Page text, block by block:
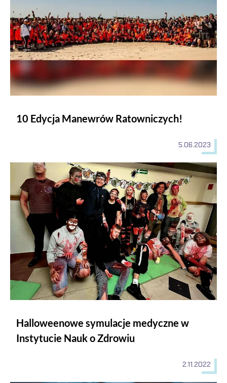
10 Edycja Manewrów Ratowniczych!
5.06.2023
Halloweenowe symulacje medyczne w
Instytucie Nauk o Zdrowiu
2.11.2022
Halloweenowe symulacje medyczne w Instytucie Nauk o